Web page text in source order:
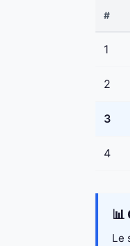
#
1
2
3
4
📊
Le